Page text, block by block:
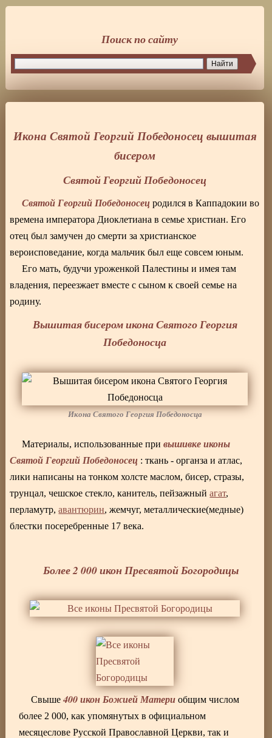
Икона Святой Георгий Победоносец вышитая
бисером
Святой Георгий Победоносец
Святой Георгий Победоносец родился в Каппадокии во
времена императора Диоклетиана в семье христиан. Его
отец был замучен до смерти за христианское
вероисповедание, когда мальчик был еще совсем юным.
Его мать, будучи уроженкой Палестины и имея там
владения, переезжает вместе с сыном к своей семье на
родину.
Вышитая бисером икона Святого Георгия
Победоносца
Икона Святого Георгия Победоносца
Материалы, использованные привышивке иконы
Святой Георгий Победоносец : ткань - органза и атлас,
лики написаны на тонком холсте маслом, бисер, стразы,
трунцал, чешское стекло, канитель, пейзажныйагат,
перламутр,авантюрин, жемчуг, металлические(медные)
блестки посеребренные 17 века.
Более 2 000 икон Пресвятой Богородицы
Свыше400 икон Божией Матери общим числом
более 2 000, как упомянутых в официальном
месяцеслове Русской Православной Церкви, так и
Поиск по сайту